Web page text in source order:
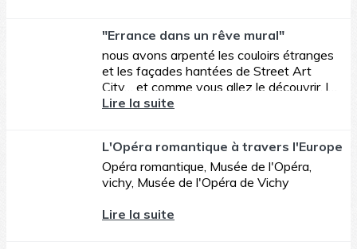
"Errance dans un rêve mural"
nous avons arpenté les couloirs étranges
et les façades hantées de Street Art
City… et comme vous allez le découvrir, les
murs aussi nous regardaient.
Lire la suite
L'Opéra romantique à travers l'Europe
Opéra romantique, Musée de l'Opéra,
vichy, Musée de l'Opéra de Vichy
Lire la suite